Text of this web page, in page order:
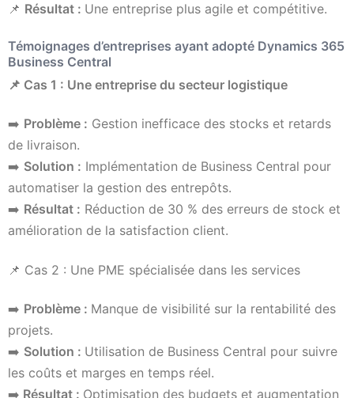
📌 Résultat : Une entreprise plus agile et compétitive.
Témoignages d’entreprises ayant adopté Dynamics 365
Business Central
📌 Cas 1 : Une entreprise du secteur logistique
➡️ Problème : Gestion inefficace des stocks et retards
de livraison.
➡️ Solution : Implémentation de Business Central pour
automatiser la gestion des entrepôts.
➡️ Résultat : Réduction de 30 % des erreurs de stock et
amélioration de la satisfaction client.
📌 Cas 2 : Une PME spécialisée dans les services
➡️ Problème : Manque de visibilité sur la rentabilité des
projets.
➡️ Solution : Utilisation de Business Central pour suivre
les coûts et marges en temps réel.
➡️ Résultat : Optimisation des budgets et augmentation